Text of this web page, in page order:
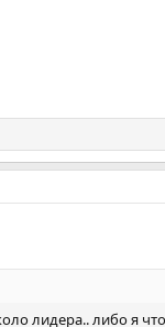
лидера.. либо я